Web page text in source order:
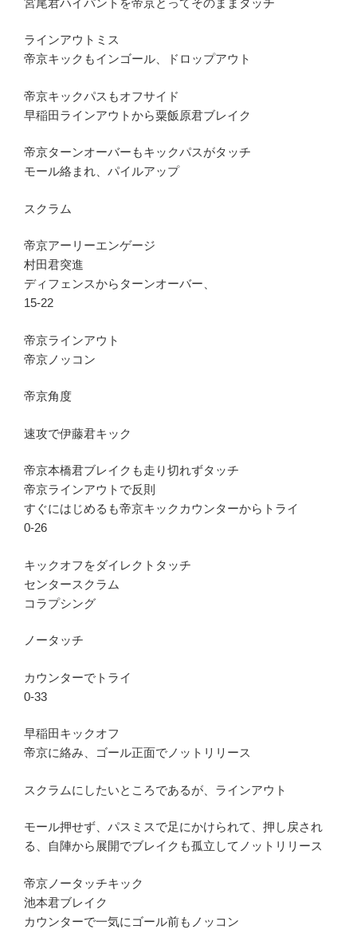
ラインアウトミス
帝京キックもインゴール、ドロップアウト
帝京キックパスもオフサイド
早稲田ラインアウトから粟飯原君ブレイク
帝京ターンオーバーもキックパスがタッチ
モール絡まれ、パイルアップ
スクラム
帝京アーリーエンゲージ
村田君突進
ディフェンスからターンオーバー、
15-22
帝京ラインアウト
帝京ノッコン
帝京角度
速攻で伊藤君キック
帝京本橋君ブレイクも走り切れずタッチ
帝京ラインアウトで反則
すぐにはじめるも帝京キックカウンターからトライ
0-26
キックオフをダイレクトタッチ
センタースクラム
コラプシング
ノータッチ
カウンターでトライ
0-33
早稲田キックオフ
帝京に絡み、ゴール正面でノットリリース
スクラムにしたいところであるが、ラインアウト
モール押せず、パスミスで足にかけられて、押し戻され
る、自陣から展開でブレイクも孤立してノットリリース
帝京ノータッチキック
池本君ブレイク
カウンターで一気にゴール前もノッコン